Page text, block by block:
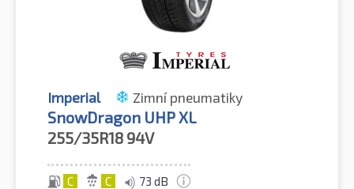
Imperial Zimní pneumatiky
SnowDragon UHP XL
255/35R18 94V
C C 73 dB